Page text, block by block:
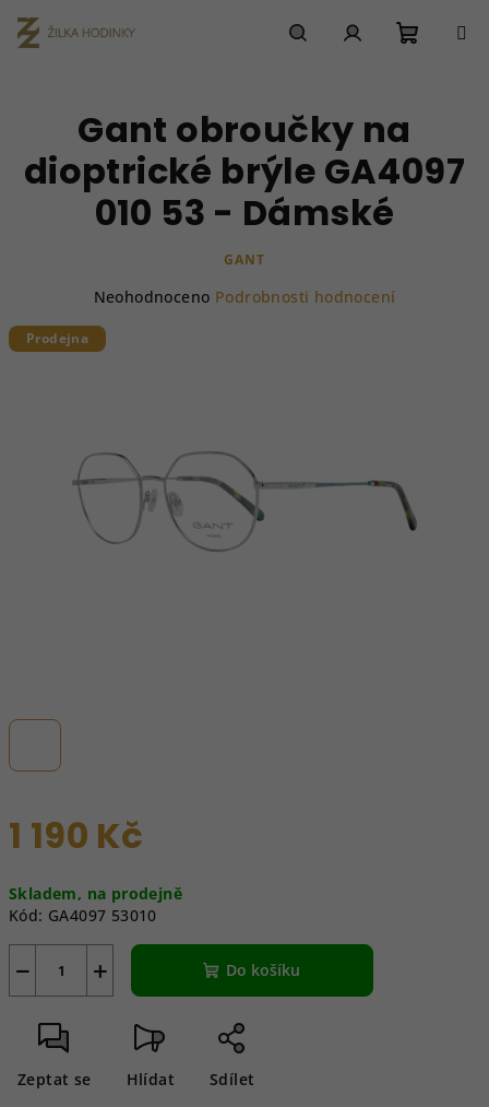
na
obsah
košík
1 190 Kč
cena:
Skladem, na prodejně
Kód: GA4097 53010
+
− Do košíku
Zeptat se Hlídat Sdílet
Gant obroučky na
dioptrické brýle GA4097
010 53 - Dámské
GANT
produktu
Neohodnoceno Podrobnosti hodnocení
Prodejna